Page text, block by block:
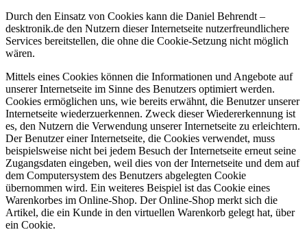
Durch den Einsatz von Cookies kann die Daniel Behrendt –
desktronik.de den Nutzern dieser Internetseite nutzerfreundlichere
Services bereitstellen, die ohne die Cookie-Setzung nicht möglich
wären.
Mittels eines Cookies können die Informationen und Angebote auf
unserer Internetseite im Sinne des Benutzers optimiert werden.
Cookies ermöglichen uns, wie bereits erwähnt, die Benutzer unserer
Internetseite wiederzuerkennen. Zweck dieser Wiedererkennung ist
es, den Nutzern die Verwendung unserer Internetseite zu erleichtern.
Der Benutzer einer Internetseite, die Cookies verwendet, muss
beispielsweise nicht bei jedem Besuch der Internetseite erneut seine
Zugangsdaten eingeben, weil dies von der Internetseite und dem auf
dem Computersystem des Benutzers abgelegten Cookie
übernommen wird. Ein weiteres Beispiel ist das Cookie eines
Warenkorbes im Online-Shop. Der Online-Shop merkt sich die
Artikel, die ein Kunde in den virtuellen Warenkorb gelegt hat, über
ein Cookie.